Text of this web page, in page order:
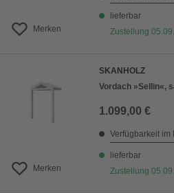
Merken
lieferbar
Zustellung
Merken
SKANHOLZ
Vordach »Sellin«,
1.099,00 €
Verfügbarkeit im
lieferbar
Zustellung